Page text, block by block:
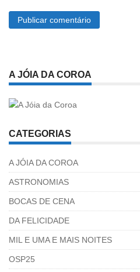
A JÓIA DA COROA
CATEGORIAS
A JÓIA DA COROA
ASTRONOMIAS
BOCAS DE CENA
DA FELICIDADE
MIL E UMA E MAIS NOITES
OSP25